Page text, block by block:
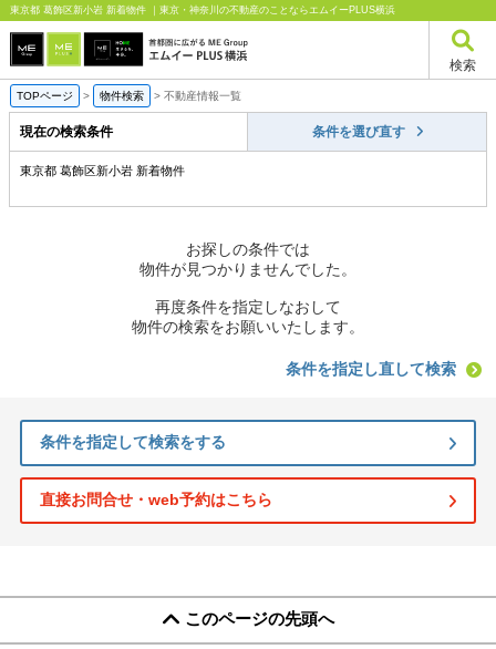
東京都 葛飾区新小岩 新着物件 ｜東京・神奈川の不動産のことならエムイーPLUS横浜
検索
TOPページ > 物件検索 > 不動産情報一覧
現在の検索条件 条件を選び直す
東京都 葛飾区新小岩 新着物件
お探しの条件では
物件が見つかりませんでした。
再度条件を指定しなおして
物件の検索をお願いいたします。
条件を指定し直して検索
条件を指定して検索をする
直接お問合せ・web予約はこちら
このページの先頭へ